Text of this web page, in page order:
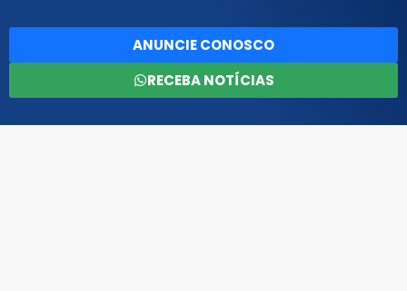
ANUNCIE CONOSCO
RECEBA NOTÍCIAS